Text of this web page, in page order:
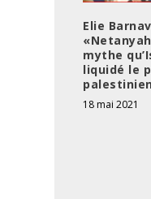
Elie
mythe
liquidé le
18 mai 2021